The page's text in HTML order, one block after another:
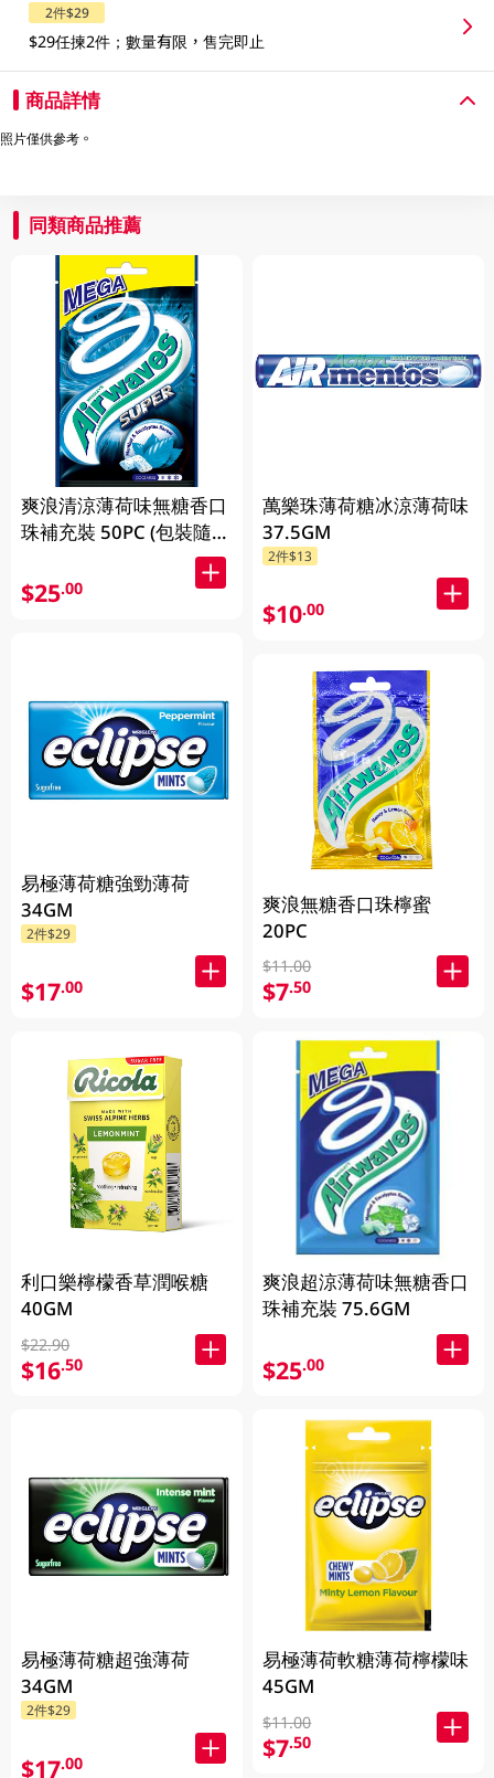
2件$29
$29任揀2件；數量有限，售完即止
商品詳情
照片僅供參考。
同類商品推薦
爽浪清涼薄荷味無糖香口
珠補充裝 50PC (包裝隨機
$25.00
易極薄荷糖強勁薄荷
34GM
2件$29
$17.00
利口樂檸檬香草潤喉糖
40GM
$22.90
$16.50
易極薄荷糖超強薄荷
34GM
2件$29
$17.00
萬樂珠薄荷糖冰涼薄荷味
37.5GM
2件$13
$10.00
爽浪無糖香口珠檸蜜
20PC
$11.00
$7.50
爽浪超涼薄荷味無糖香口
珠補充裝 75.6GM
$25.00
易極薄荷軟糖薄荷檸檬味
45GM
$11.00
$7.50